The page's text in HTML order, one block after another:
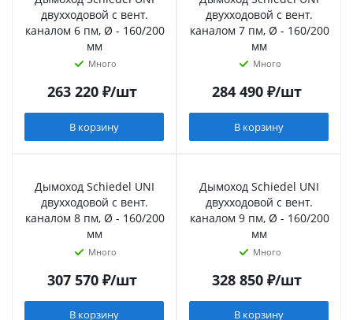
двухходовой с вент.
каналом 6 пм, Ø - 160/200
мм
Много
263 220₽/шт
В корзину
двухходовой с вент.
каналом 7 пм, Ø - 160/200
мм
Много
284 490₽/шт
В корзину
Дымоход Schiedel UNI
двухходовой с вент.
каналом 8 пм, Ø - 160/200
мм
Много
307 570₽/шт
В корзину
Дымоход Schiedel UNI
двухходовой с вент.
каналом 9 пм, Ø - 160/200
мм
Много
328 850₽/шт
В корзину